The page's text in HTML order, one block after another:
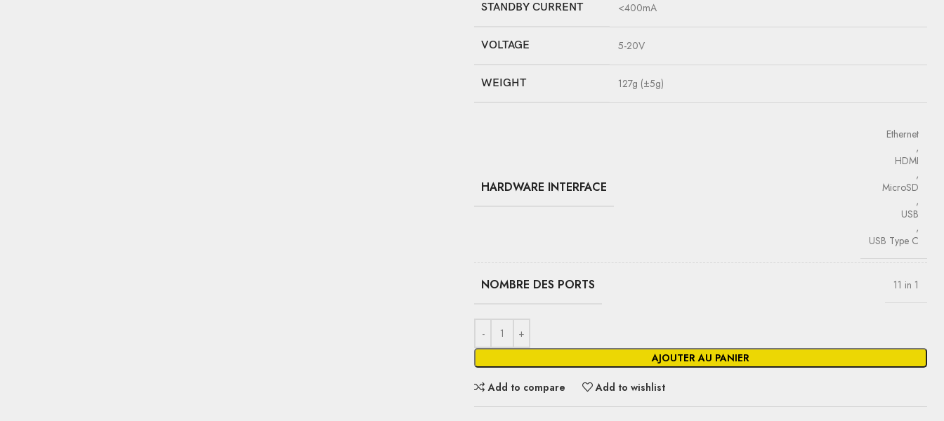
STANDBY CURRENT <400mA
VOLTAGE 5-20V
WEIGHT 127g (±5g)
HARDWARE INTERFACE
Ethernet
,
HDMI
,
MicroSD
,
USB
,
USB Type C
NOMBRE DES PORTS 11 in 1
AJOUTER AU PANIER
Add to compare Add to wishlist